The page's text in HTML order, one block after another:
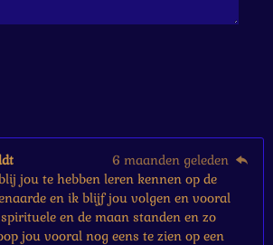
6 maanden geleden
jou te hebben leren kennen op de
en ik blijf jou volgen en vooral
en de maan standen en zo
jou vooral nog eens te zien op een